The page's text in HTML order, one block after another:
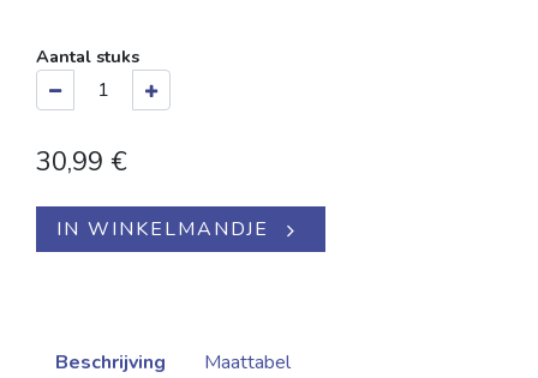
Aantal stuks
30,99 €
IN WINKELMANDJE
Beschrijving Maattabel